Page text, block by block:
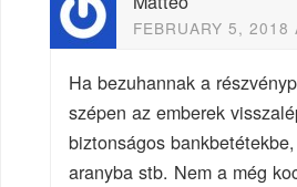
FEBRUARY 5, 2018
Ha bezuhannak a
szépen az emberek
biztonságos
aranyba stb. Nem a még